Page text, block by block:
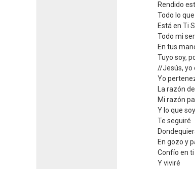
Rendido
Todo lo
Está en Ti
Todo mi ser
En tus
Tuyo soy,
//Jesús, yo
Yo
La razón
Mi razón
Y lo que soy
Te seguiré
En gozo y
Confío en ti
Y viviré